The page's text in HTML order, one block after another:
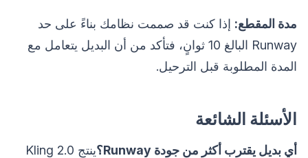
مدة المقطع: إذا كنت قد صممت نظامك بناءً على حد
Runway البالغ 10 ثوانٍ، فتأكد من أن البديل يتعامل مع
المدة المطلوبة قبل الترحيل.
الأسئلة الشائعة
أي بديل يقترب أكثر من جودة Runway؟
ينتج Kling 2.0